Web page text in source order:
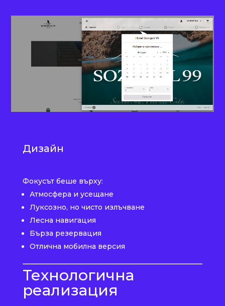
Дизайн
Фокусът беше върху:
Атмосфера и усещане
Луксозно, но чисто излъчване
Лесна навигация
Бърза резервация
Отлична мобилна версия
Технологична
реализация